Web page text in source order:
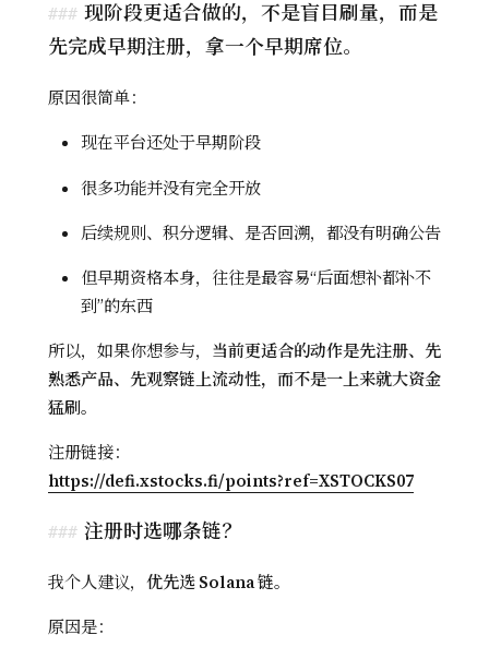
现阶段更适合做的，不是盲目刷量，而是
先完成早期注册，拿一个早期席位。
原因很简单：
现在平台还处于早期阶段
很多功能并没有完全开放
后续规则、积分逻辑、是否回溯，都没有明确公告
但早期资格本身，往往是最容易“后面想补都补不
到”的东西
所以，如果你想参与， 当前更适合的动作是先注册、先
熟悉产品、先观察链上流动性，而不是一上来就大资金
猛刷。
注册链接：
https://defi.xstocks.fi/points?ref=XSTOCKS07
注册时选哪条链？
我个人建议， 优先选 Solana 链。
原因是：